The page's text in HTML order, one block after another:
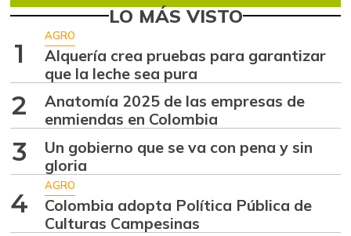
LO MÁS VISTO
1
AGRO
Alquería crea pruebas para garantizar
que la leche sea pura
2
Anatomía 2025 de las empresas de
enmiendas en Colombia
3
Un gobierno que se va con pena y sin
gloria
4
AGRO
Colombia adopta Política Pública de
Culturas Campesinas